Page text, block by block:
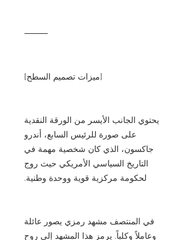
⸻
[ميزات تصميم السطح]
يحتوي الجانب الأيسر من الورقة النقدية
على صورة للرئيس السابع، أندرو
جاكسون، الذي كان شخصية مهمة في
التاريخ السياسي الأمريكي حيث روج
لحكومة مركزية قوية ووحدة وطنية.
في المنتصف مشهد رمزي يصور عائلة
وعاملاً وكلباً. يرمز هذا المشهد إلى روح